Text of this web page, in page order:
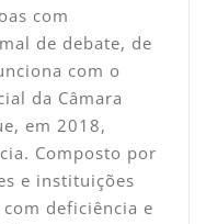
com
de debate, de
com o
da Câmara
em 2018,
Composto por
e instituições
deficiência e